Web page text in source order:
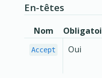
En-têtes
Nom
Accept Oui